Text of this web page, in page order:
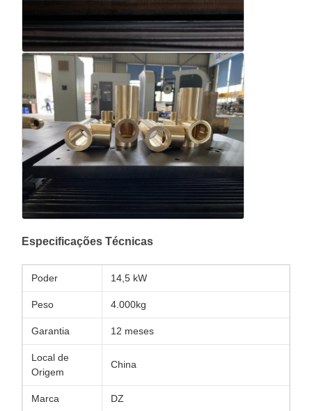
Especificações Técnicas
Poder 14,5 kW
Peso 4.000kg
Garantia 12 meses
Local de
Origem
China
Marca DZ